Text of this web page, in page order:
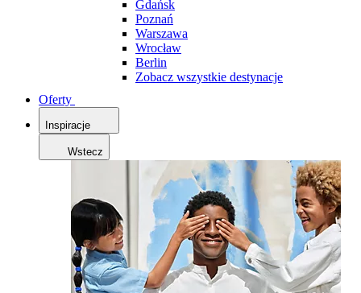
Gdańsk
Poznań
Warszawa
Wrocław
Berlin
Zobacz wszystkie destynacje
Oferty
Inspiracje
Wstecz